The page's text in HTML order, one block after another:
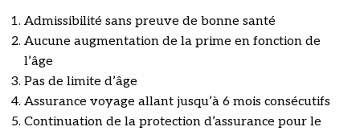
Admissibilité sans preuve de bonne santé
Aucune augmentation de la prime en fonction de
l’âge
Pas de limite d’âge
Assurance voyage allant jusqu’à 6 mois consécutifs
Continuation de la protection d’assurance pour le